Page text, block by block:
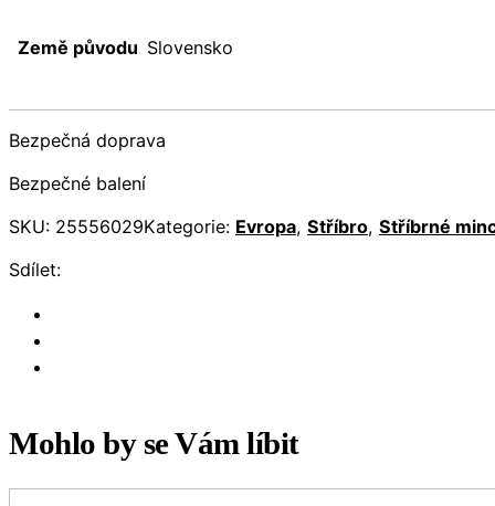
Země původu Slovensko
Bezpečná doprava
Bezpečné balení
SKU: 25556029Kategorie: Evropa, Stříbro, Stříbrné
Sdílet:
Mohlo by se Vám líbit